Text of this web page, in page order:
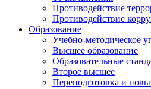
Противодействие
Противодействие
Образование
Учебно-методическое
Высшее образование
Образовательные
Второе высшее
Переподготовка и